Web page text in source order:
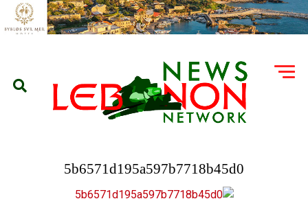
5b6571d195a597b7718b45d0